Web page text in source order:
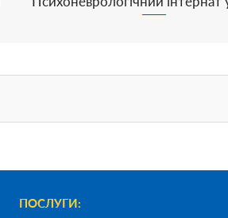
ПОСЛУГИ: